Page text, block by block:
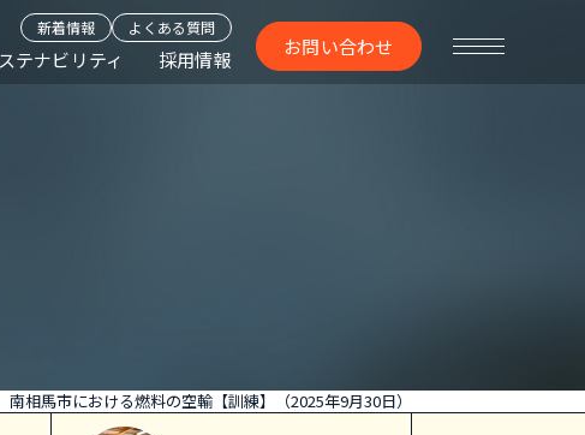
テナビリティ 採用情報
新着情報 よくある質問
お問い合わせ
南相馬市における燃料の空輸【訓練】（2025年9月30日）